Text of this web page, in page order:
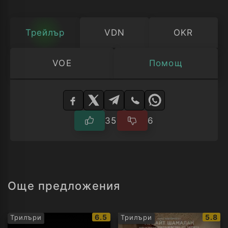
Трейлър VDN OKR
VOE Помощ
Изберете
35 6
Още предложения
Трилъри
IMDb
рейтинг:
6.5 Трилъри
IMDb
5.8